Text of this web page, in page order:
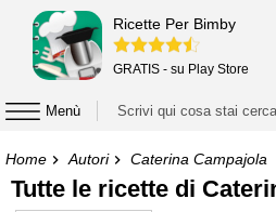
Ricette Per Bimby
GRATIS - su Play Store
Menù
Home Autori Caterina Campajola
Tutte le ricette di